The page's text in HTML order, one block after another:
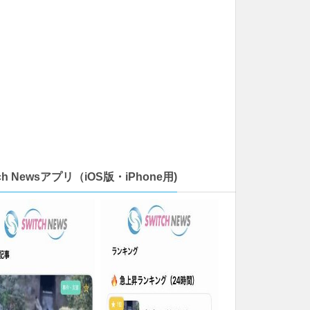
Newsアプリ（iOS版・iPhone用)